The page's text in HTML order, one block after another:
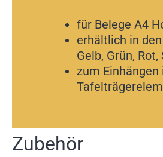
für Belege A4
erhältlich in
Gelb, Grün,
zum Einhängen
Zubehör